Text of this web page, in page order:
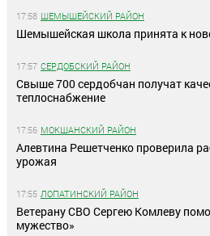
17:58 ШЕМЫШЕЙСКИЙ РАЙОН
Шемышейская школа принята к
17:57 СЕРДОБСКИЙ РАЙОН
Свыше 700 сердобчан получат
теплоснабжение
17:56 МОКШАНСКИЙ РАЙОН
Алевтина Решетченко проверила
урожая
17:55 ЛОПАТИНСКИЙ РАЙОН
Ветерану СВО Сергею Комлеву
мужество»